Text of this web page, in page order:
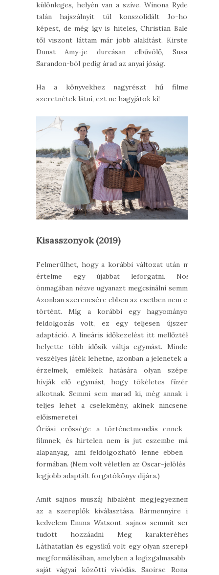
különleges, helyén van a szíve. Winona Ryder
talán hajszálnyit túl konszolidált Jo-hoz
képest, de még így is hiteles, Christian Bale-
től viszont láttam már jobb alakítást. Kirsten
Dunst Amy-je durcásan elbűvölő, Susan
Sarandon-ból pedig árad az anyai jóság.
Ha a könyvekhez nagyrészt hű filmet
szeretnétek látni, ezt ne hagyjátok ki!
Kisasszonyok (2019)
Felmerülhet, hogy a korábbi változat után mi
értelme egy újabbat leforgatni. Nos,
önmagában nézve ugyanazt megcsinálni semmi.
Azonban szerencsére ebben az esetben nem ez
történt. Míg a korábbi egy hagyományos
feldolgozás volt, ez egy teljesen újszerű
adaptáció. A lineáris időkezelést itt mellőzték,
helyette több idősík váltja egymást. Mindez
veszélyes játék lehetne, azonban a jelenetek az
érzelmek, emlékek hatására olyan szépen
hívják elő egymást, hogy tökéletes füzért
alkotnak. Semmi sem marad ki, még annak is
teljes lehet a cselekmény, akinek nincsenek
előismeretei.
Óriási erőssége a történetmondás ennek a
filmnek, és hirtelen nem is jut eszembe más
alapanyag, ami feldolgozható lenne ebben a
formában. (Nem volt véletlen az Oscar-jelölés a
legjobb adaptált forgatókönyv díjára.)
Amit sajnos muszáj hibaként megjegyeznem,
az a szereplők kiválasztása. Bármennyire is
kedvelem Emma Watsont, sajnos semmit sem
tudott hozzáadni Meg karakteréhez.
Láthatatlan és egysíkű volt egy olyan szereplő
megformálásában, amelyben a legizgalmasabb a
saját vágyai közötti vívódás. Saoirse Ronan